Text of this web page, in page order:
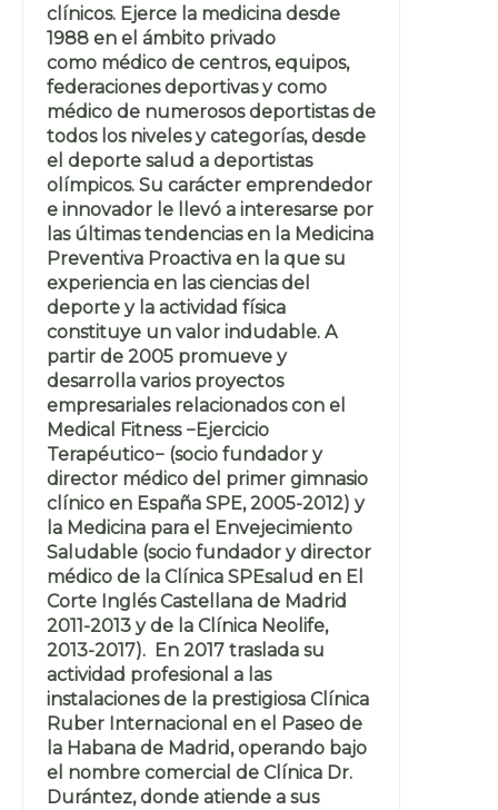
clínicos. Ejerce la medicina desde
1988 en el ámbito privado
como médico de centros, equipos,
federaciones deportivas y como
médico de numerosos deportistas de
todos los niveles y categorías, desde
el deporte salud a deportistas
olímpicos. Su carácter emprendedor
e innovador le llevó a interesarse por
las últimas tendencias en la Medicina
Preventiva Proactiva en la que su
experiencia en las ciencias del
deporte y la actividad física
constituye un valor indudable. A
partir de 2005 promueve y
desarrolla varios proyectos
empresariales relacionados con el
Medical Fitness −Ejercicio
Terapéutico− (socio fundador y
director médico del primer gimnasio
clínico en España SPE, 2005-2012) y
la Medicina para el Envejecimiento
Saludable (socio fundador y director
médico de la Clínica SPEsalud en El
Corte Inglés Castellana de Madrid
2011-2013 y de la Clínica Neolife,
2013-2017). En 2017 traslada su
actividad profesional a las
instalaciones de la prestigiosa Clínica
Ruber Internacional en el Paseo de
la Habana de Madrid, operando bajo
el nombre comercial de Clínica Dr.
Durántez, donde atiende a sus